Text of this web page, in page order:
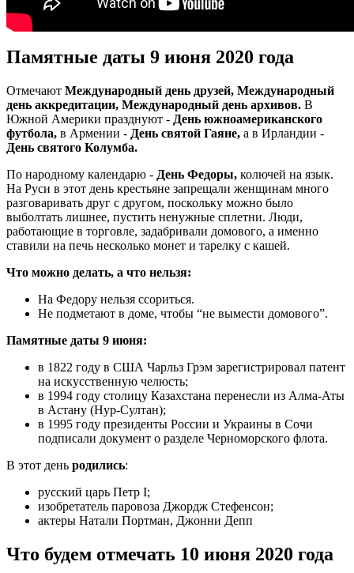
Памятные даты 9 июня 2020 года
Отмечают Международный день друзей, Международный
день аккредитации, Международный день архивов. В
Южной Америки празднуют - День южноамериканского
футбола, в Армении - День святой Гаяне, а в Ирландии -
День святого Колумба.
По народному календарю - День Федоры, колючей на язык.
На Руси в этот день крестьяне запрещали женщинам много
разговаривать друг с другом, поскольку можно было
выболтать лишнее, пустить ненужные сплетни. Люди,
работающие в торговле, задабривали домового, а именно
ставили на печь несколько монет и тарелку с кашей.
Что можно делать, а что нельзя:
На Федору нельзя ссориться.
Не подметают в доме, чтобы “не вымести домового”.
Памятные даты 9 июня:
в 1822 году в США Чарльз Грэм зарегистрировал патент
на искусственную челюсть;
в 1994 году столицу Казахстана перенесли из Алма-Аты
в Астану (Нур-Султан);
в 1995 году президенты России и Украины в Сочи
подписали документ о разделе Черноморского флота.
В этот день родились:
русский царь Петр І;
изобретатель паровоза Джордж Стефенсон;
актеры Натали Портман, Джонни Депп
Что будем отмечать 10 июня 2020 года